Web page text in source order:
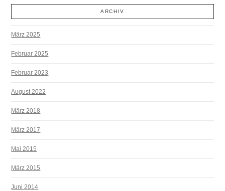
ARCHIV
März 2025
Februar 2025
Februar 2023
August 2022
März 2018
März 2017
Mai 2015
März 2015
Juni 2014